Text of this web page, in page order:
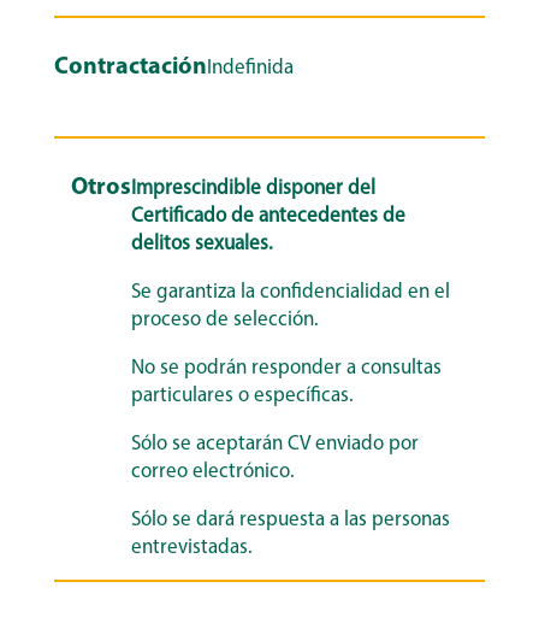
Contractación Indefinida
Otros Imprescindible disponer del
Certificado de antecedentes de
delitos sexuales.
Se garantiza la confidencialidad en el
proceso de selección.
No se podrán responder a consultas
particulares o específicas.
Sólo se aceptarán CV enviado por
correo electrónico.
Sólo se dará respuesta a las personas
entrevistadas.